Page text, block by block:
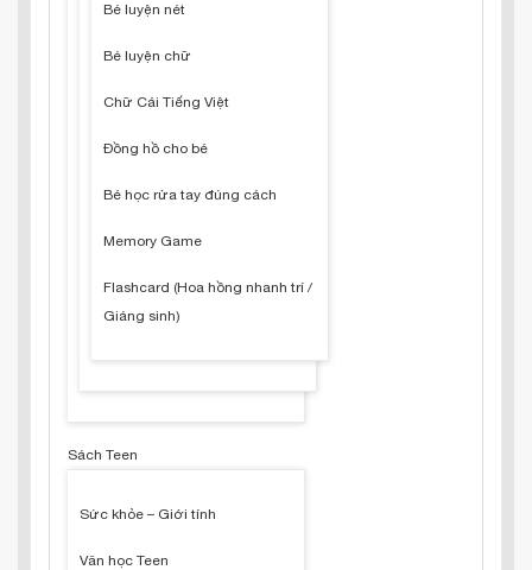
Bé luyện nét
Bé luyện chữ
Chữ Cái Tiếng Việt
Đồng hồ cho bé
Bé học rửa tay đúng cách
Memory Game
Flashcard (Hoa hồng nhanh trí /
Giáng sinh)
Sách Teen
Sức khỏe – Giới tính
Văn học Teen